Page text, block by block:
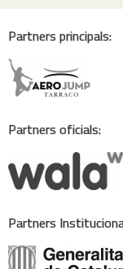
Partners principals:
Partners oficials:
Partners